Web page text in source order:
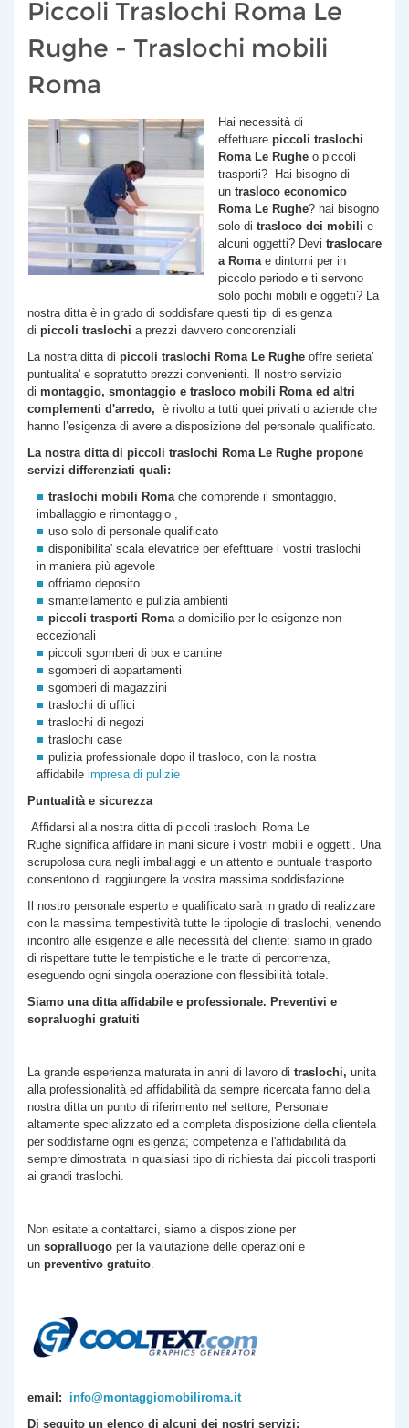
Piccoli Traslochi Roma Le
Rughe - Traslochi mobili
Roma
Hai necessità di
effettuare piccoli traslochi
Roma Le Rughe o piccoli
trasporti? Hai bisogno di
un trasloco economico
Roma Le Rughe? hai bisogno
solo di trasloco dei mobili e
alcuni oggetti? Devi traslocare
a Romae dintorni per in
piccolo periodo e ti servono
solo pochi mobili e oggetti? La
nostra ditta è in grado di soddisfare questi tipi di esigenza
di piccoli traslochi a prezzi davvero concorenziali
La nostra ditta di piccoli traslochi Roma Le Rughe offre serieta'
puntualita' e sopratutto prezzi convenienti. Il nostro servizio
di montaggio, smontaggio e trasloco mobili Roma ed altri
complementi d'arredo, è rivolto a tutti quei privati o aziende che
hanno l’esigenza di avere a disposizione del personale qualificato.
La nostra ditta di piccoli traslochi Roma Le Rughe propone
servizi differenziati quali:
traslochi mobili Romache comprende il smontaggio,
imballaggio e rimontaggio ,
uso solo di personale qualificato
disponibilita' scala elevatrice per efefttuare i vostri traslochi
in maniera più agevole
offriamo deposito
smantellamento e pulizia ambienti
piccoli trasporti Romaa domicilio per le esigenze non
eccezionali
piccoli sgomberi di box e cantine
sgomberi di appartamenti
sgomberi di magazzini
traslochi di uffici
traslochi di negozi
traslochi case
pulizia professionale dopo il trasloco, con la nostra
affidabile impresa di pulizie
Puntualità e sicurezza
Affidarsi alla nostra ditta di piccoli traslochi Roma Le
Rughe significa affidare in mani sicure i vostri mobili e oggetti. Una
scrupolosa cura negli imballaggi e un attento e puntuale trasporto
consentono di raggiungere la vostra massima soddisfazione.
Il nostro personale esperto e qualificato sarà in grado di realizzare
con la massima tempestività tutte le tipologie di traslochi, venendo
incontro alle esigenze e alle necessità del cliente: siamo in grado
di rispettare tutte le tempistiche e le tratte di percorrenza,
eseguendo ogni singola operazione con flessibilità totale.
Siamo una ditta affidabile e professionale. Preventivi e
sopraluoghi gratuiti
La grande esperienza maturata in anni di lavoro di traslochi, unita
alla professionalità ed affidabilità da sempre ricercata fanno della
nostra ditta un punto di riferimento nel settore; Personale
altamente specializzato ed a completa disposizione della clientela
per soddisfarne ogni esigenza; competenza e l'affidabilità da
sempre dimostrata in qualsiasi tipo di richiesta dai piccoli trasporti
ai grandi traslochi.
Non esitate a contattarci, siamo a disposizione per
un sopralluogo per la valutazione delle operazioni e
un preventivo gratuito.
email: info@montaggiomobiliroma.it
Di seguito un elenco di alcuni dei nostri servizi: